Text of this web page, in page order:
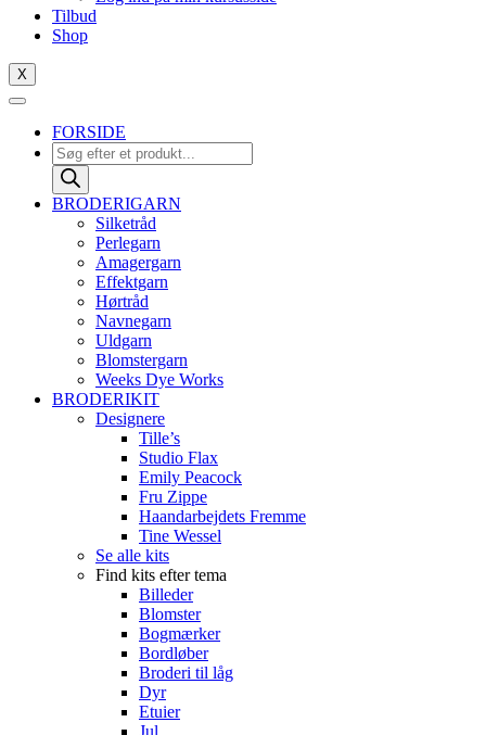
Tilbud
Shop
X
FORSIDE
Products
search
BRODERIGARN
Silketråd
Perlegarn
Amagergarn
Effektgarn
Hørtråd
Navnegarn
Uldgarn
Blomstergarn
Weeks Dye Works
BRODERIKIT
Designere
Tille’s
Studio Flax
Emily Peacock
Fru Zippe
Haandarbejdets Fremme
Tine Wessel
Se alle kits
Find kits efter tema
Billeder
Blomster
Bogmærker
Bordløber
Broderi til låg
Dyr
Etuier
Jul